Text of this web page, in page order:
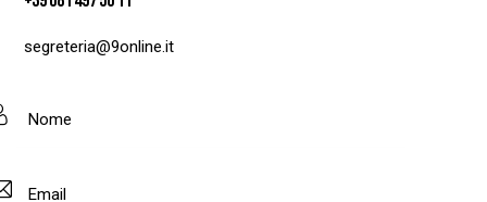
segreteria@9online.it